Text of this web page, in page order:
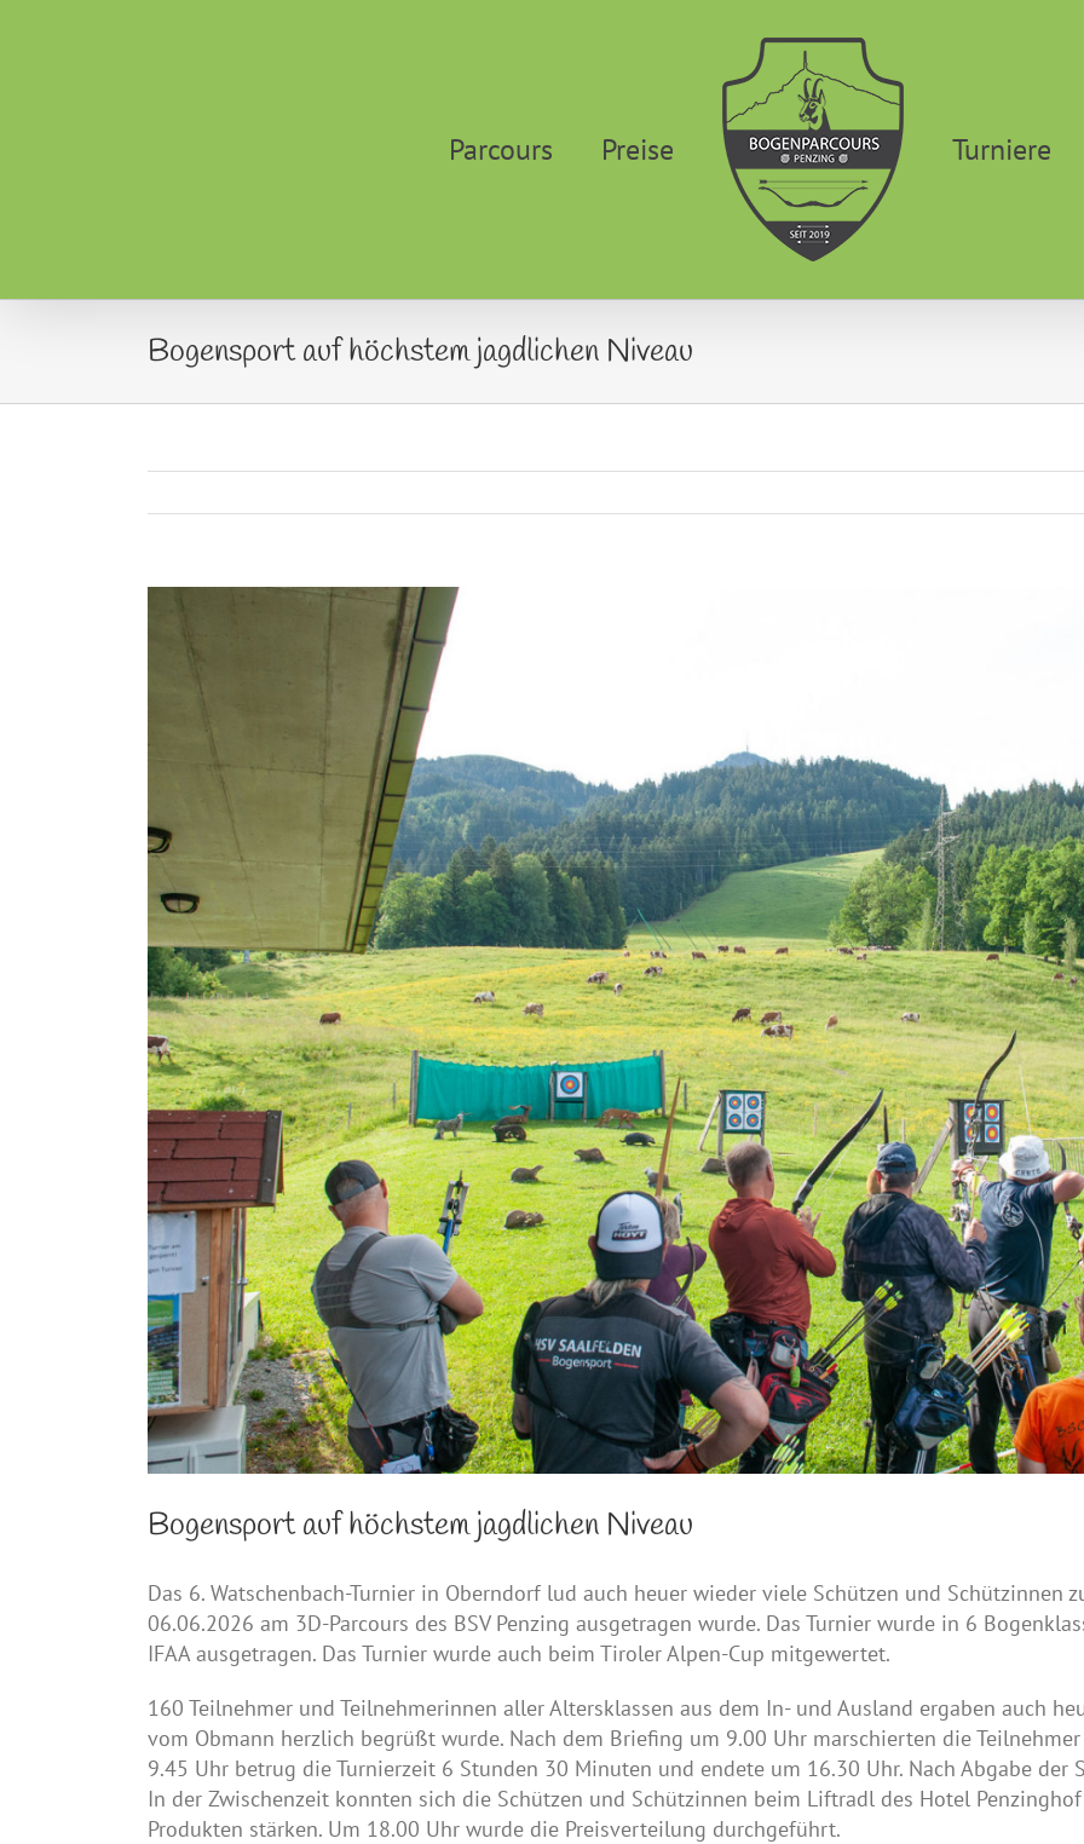
Parcours Preise Turniere
Bogensport auf höchstem jagdlichen Niveau
Bogensport auf höchstem jagdlichen Niveau
Das 6. Watschenbach-Turnier in Oberndorf lud auch heuer wieder viele Schützen und Schützinnen
06.06.2026 am 3D-Parcours des BSV Penzing ausgetragen wurde. Das Turnier wurde in 6
IFAA ausgetragen. Das Turnier wurde auch beim Tiroler Alpen-Cup mitgewertet.
160 Teilnehmer und Teilnehmerinnen aller Altersklassen aus dem In- und Ausland ergaben auch
vom Obmann herzlich begrüßt wurde. Nach dem Briefing um 9.00 Uhr marschierten die
9.45 Uhr betrug die Turnierzeit 6 Stunden 30 Minuten und endete um 16.30 Uhr. Nach Abgabe der
In der Zwischenzeit konnten sich die Schützen und Schützinnen beim Liftradl des Hotel
Produkten stärken. Um 18.00 Uhr wurde die Preisverteilung durchgeführt.